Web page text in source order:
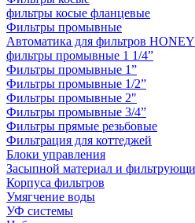
фильтры косые фланцевые
Фильтры промывные
Автоматика для фильтров
фильтры промывные 1 1/4”
Фильтры промывные 1”
Фильтры промывные 1/2”
Фильтры промывные 2"
Фильтры промывные 3/4”
Фильтры прямые резьбовые
Фильтрация для коттеджей
Блоки управления
Засыпной материал и
Корпуса фильтров
Умягчение воды
УФ системы